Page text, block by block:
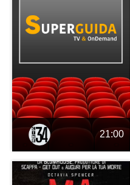
21:00